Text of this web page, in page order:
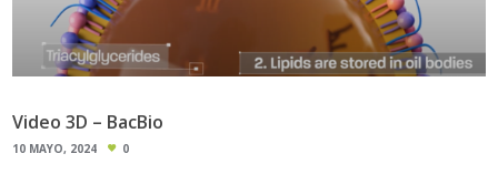
Video 3D – BacBio
10 MAYO, 2024 0